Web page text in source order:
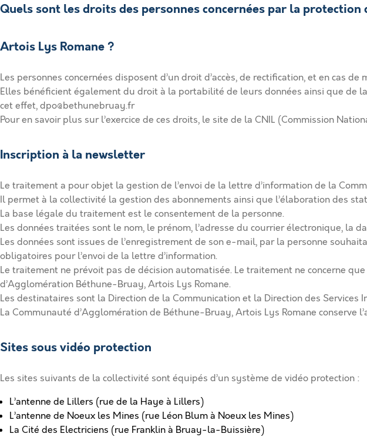
Quels sont les droits des personnes concernées par la
Artois Lys Romane ?
Les personnes concernées disposent d’un droit d’accès, de rectification, et en cas
Elles bénéficient également du droit à la portabilité de leurs données ainsi que de
cet effet, dpo@bethunebruay.fr
Pour en savoir plus sur l’exercice de ces droits, le site de la CNIL (Commission
Inscription à la newsletter
Le traitement a pour objet la gestion de l’envoi de la lettre d’information de la
Il permet à la collectivité la gestion des abonnements ainsi que l’élaboration des
La base légale du traitement est le consentement de la personne.
Les données traitées sont le nom, le prénom, l’adresse du courrier électronique, la
Les données sont issues de l’enregistrement de son e-mail, par la personne
obligatoires pour l’envoi de la lettre d’information.
Le traitement ne prévoit pas de décision automatisée. Le traitement ne concerne
d’Agglomération Béthune-Bruay, Artois Lys Romane.
Les destinataires sont la Direction de la Communication et la Direction des Services
La Communauté d’Agglomération de Béthune-Bruay, Artois Lys Romane
Sites sous vidéo protection
Les sites suivants de la collectivité sont équipés d’un système de vidéo protection :
L’antenne de Lillers (rue de la Haye à Lillers)
L’antenne de Noeux les Mines (rue Léon Blum à Noeux les Mines)
La Cité des Electriciens (rue Franklin à Bruay-la-Buissière)